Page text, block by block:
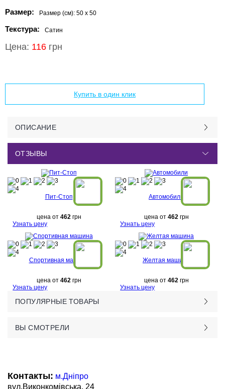
Размер: Размер (см): 50 x 50
Текстура: Сатин
Цена: 116 грн
Купить в один клик
ОПИСАНИЕ
ОТЗЫВЫ
Пит-Стоп
цена от 462грн
Узнать цену
Автомобили
цена от 462грн
Узнать цену
Спортивная машина
цена от 462грн
Узнать цену
Желтая машина
цена от 462грн
Узнать цену
ПОПУЛЯРНЫЕ ТОВАРЫ
ВЫ СМОТРЕЛИ
Контакты: м.Дніпро
вул.Виконкомівська, 24